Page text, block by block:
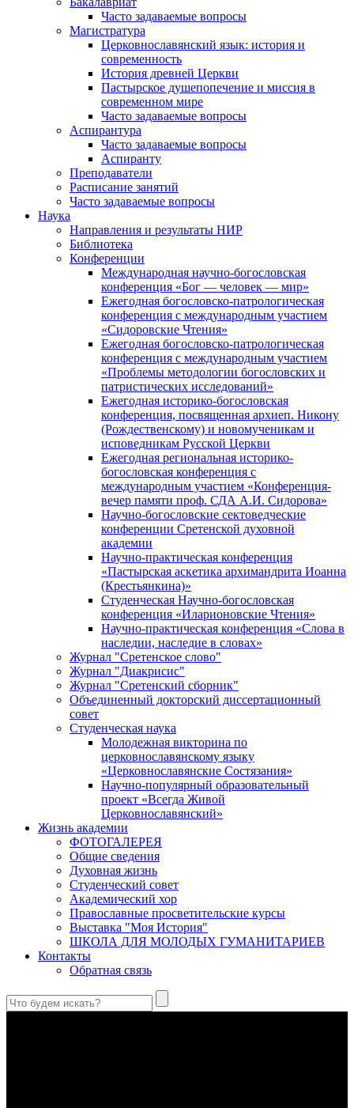
Часто задаваемые вопросы
Магистратура
Церковнославянский язык: история и
современность
История древней Церкви
Пастырское душепопечение и миссия в
современном мире
Часто задаваемые вопросы
Аспирантура
Часто задаваемые вопросы
Аспиранту
Преподаватели
Расписание занятий
Часто задаваемые вопросы
Наука
Направления и результаты НИР
Библиотека
Конференции
Международная научно-богословская
конференция «Бог — человек — мир»
Ежегодная богословско-патрологическая
конференция с международным участием
«Сидоровские Чтения»
Ежегодная богословско-патрологическая
конференция с международным участием
«Проблемы методологии богословских и
патристических исследований»
Ежегодная историко-богословская
конференция, посвященная архиеп. Никону
(Рождественскому) и новомученикам и
исповедникам Русской Церкви
Ежегодная региональная историко-
богословская конференция с
международным участием «Конференция-
вечер памяти проф. СДА А.И. Сидорова»
Научно-богословские сектоведческие
конференции Сретенской духовной
академии
Научно-практическая конференция
«Пастырская аскетика архимандрита Иоанна
(Крестьянкина)»
Студенческая Научно-богословская
конференция «Иларионовские Чтения»
Научно-практическая конференция «Cлова в
наследии, наследие в словах»
Журнал "Сретенское слово"
Журнал "Диакрисис"
Журнал "Сретенский сборник"
Объединенный докторский диссертационный
совет
Студенческая наука
Молодежная викторина по
церковнославянскому языку
«Церковнославянские Состязания»
Научно-популярный образовательный
проект «Всегда Живой
Церковнославянский»
Жизнь академии
ФОТОГАЛЕРЕЯ
Общие сведения
Духовная жизнь
Студенческий совет
Академический хор
Православные просветительские курсы
Выставка "Моя История"
ШКОЛА ДЛЯ МОЛОДЫХ ГУМАНИТАРИЕВ
Контакты
Обратная связь